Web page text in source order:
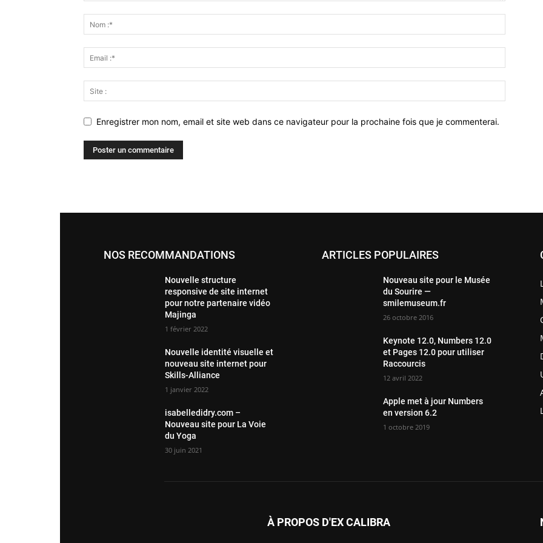
Enregistrer mon nom, email et site web dans ce navigateur pour la prochaine fois que je commenterai.
NOS RECOMMANDATIONS
Nouvelle structure
responsive de site internet
pour notre partenaire vidéo
Majinga
1 février 2022
Nouvelle identité visuelle et
nouveau site internet pour
Skills-Alliance
1 janvier 2022
isabelledidry.com –
Nouveau site pour La Voie
du Yoga
30 juin 2021
ARTICLES POPULAIRES
Nouveau site pour le Musée
du Sourire —
smilemuseum.fr
26 octobre 2016
Keynote 12.0, Numbers 12.0
et Pages 12.0 pour utiliser
Raccourcis
12 avril 2022
Apple met à jour Numbers
en version 6.2
1 octobre 2019
À PROPOS D'EX CALIBRA